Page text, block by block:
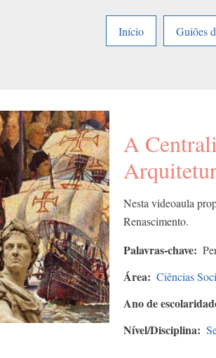
Início
Guiões
A
Nesta videoaula
Renascimento.
Palavras-chave
Área Ciências
Ano de
Nível/Disciplina